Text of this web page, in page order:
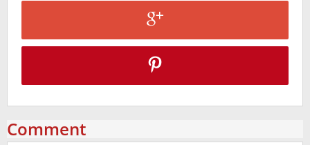
Comment